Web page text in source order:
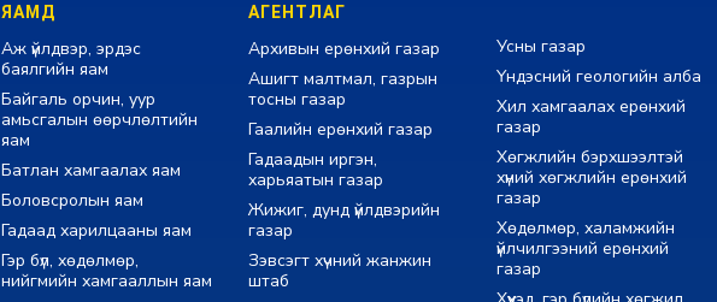
ЯАМД
Аж үйлдвэр, эрдэс
баялгийн яам
Байгаль орчин, уур
амьсгалын өөрчлөлтийн
яам
Батлан хамгаалах яам
Боловсролын яам
Гадаад харилцааны яам
Гэр бүл, хөдөлмөр,
нийгмийн хамгааллын яам
АГЕНТЛАГ
Архивын ерөнхий газар
Ашигт малтмал, газрын
тосны газар
Гаалийн ерөнхий газар
Гадаадын иргэн,
харьяатын газар
Жижиг, дунд үйлдвэрийн
газар
Зэвсэгт хүчний жанжин
штаб
Усны газар
Үндэсний геологийн алба
Хил хамгаалах ерөнхий
газар
Хөгжлийн бэрхшээлтэй
хүний хөгжлийн ерөнхий
газар
Хөдөлмөр, халамжийн
үйлчилгээний ерөнхий
газар